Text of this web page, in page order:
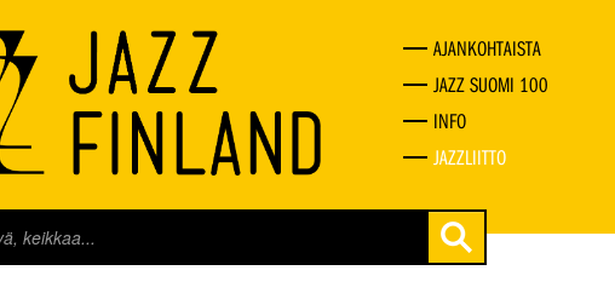
AJANKOHTAISTA
JAZZ SUOMI 100
INFO
JAZZLIITTO